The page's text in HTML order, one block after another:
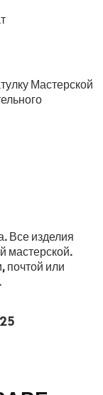
Мастерской
Все изделия
мастерской.
почтой или